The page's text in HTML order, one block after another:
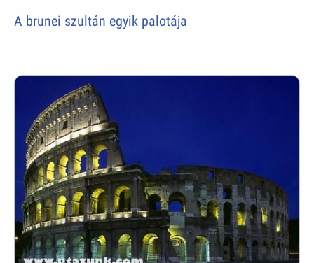
A brunei szultán egyik palotája